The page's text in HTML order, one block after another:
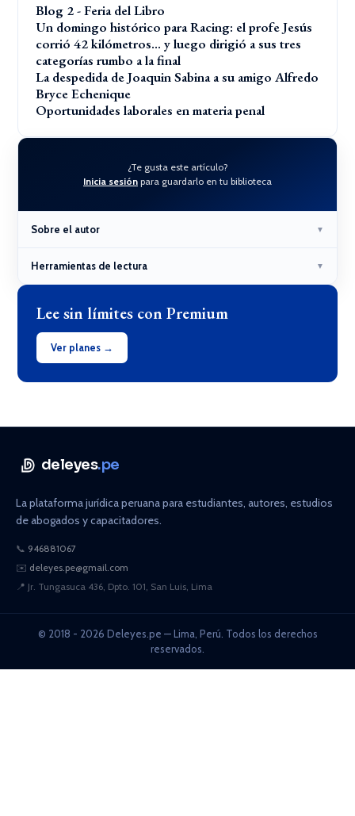
Blog 2 - Feria del Libro
Un domingo histórico para Racing: el profe Jesús
corrió 42 kilómetros… y luego dirigió a sus tres
categorías rumbo a la final
La despedida de Joaquin Sabina a su amigo Alfredo
Bryce Echenique
Oportunidades laborales en materia penal
¿Te gusta este artículo?
Inicia sesión para guardarlo en tu biblioteca
Sobre el autor ▼
Herramientas de lectura ▼
Lee sin límites con Premium
Ver planes →
deleyes.pe
La plataforma jurídica peruana para estudiantes, autores, estudios
de abogados y capacitadores.
📞 946881067
✉️ deleyes.pe@gmail.com
📍 Jr. Tungasuca 436, Dpto. 101, San Luis, Lima
© 2018 - 2026 Deleyes.pe — Lima, Perú. Todos los derechos
reservados.